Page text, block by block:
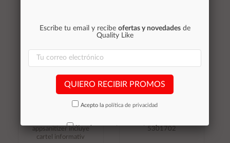
÷ Soporte ajustable
approx para
appsanitizer incluye
cartel informativ
Aspirador de Mano con
bateria SH0170 / 70W
5301702
Escribe tu email y recibe ofertas y novedadesde
Quality Like
QUIERO RECIBIR PROMOS
Acepto la política de privacidad
No volver a mostrar mas este aviso